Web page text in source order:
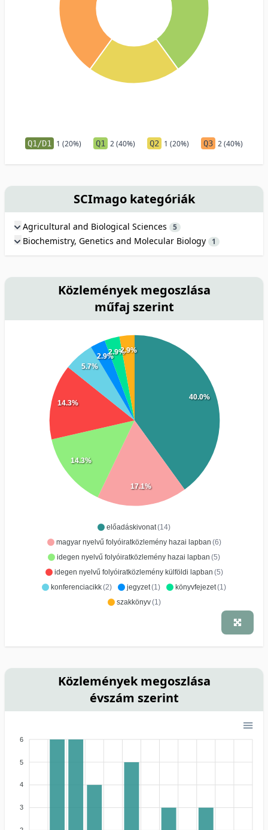
Q1/D1 1 (20%) Q1 2 (40%) Q2 1 (20%) Q3 2 (40%)
SCImago kategóriák
Agricultural and Biological Sciences 5
Biochemistry, Genetics and Molecular Biology 1
Közlemények megoszlása
műfaj szerint
előadáskivonat(14)
magyar nyelvű folyóiratközlemény hazai lapban (6)
idegen nyelvű folyóiratközlemény hazai lapban (5)
idegen nyelvű folyóiratközlemény külföldi lapban (5)
konferenciacikk(2) jegyzet(1) könyvfejezet(1)
szakkönyv(1)
40.0%
17.1%
14.3%
14.3%
5.7%
2.9%
2.9%2.9%
Közlemények megoszlása
évszám szerint
6
5
4
3